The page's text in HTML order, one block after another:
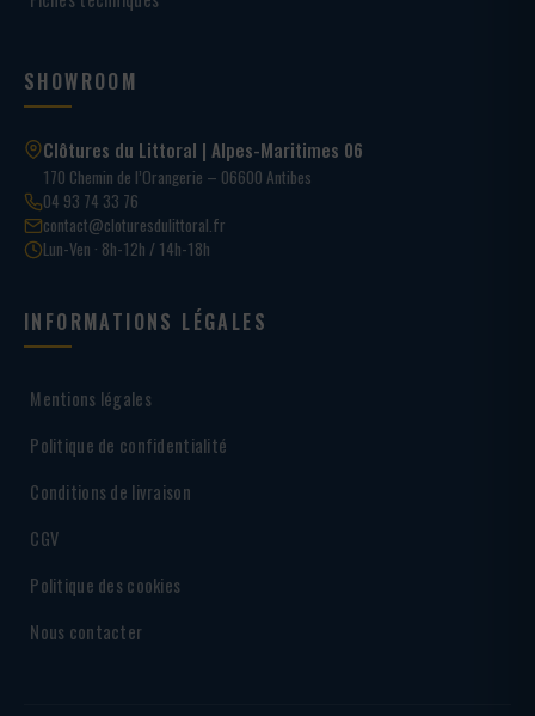
SHOWROOM
Clôtures du Littoral | Alpes-Maritimes 06
170 Chemin de l’Orangerie – 06600 Antibes
04 93 74 33 76
contact@cloturesdulittoral.fr
Lun-Ven · 8h-12h / 14h-18h
INFORMATIONS LÉGALES
Mentions légales
Politique de confidentialité
Conditions de livraison
CGV
Politique des cookies
Nous contacter